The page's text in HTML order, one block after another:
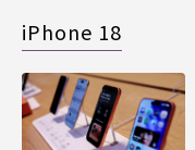
iPhone 18